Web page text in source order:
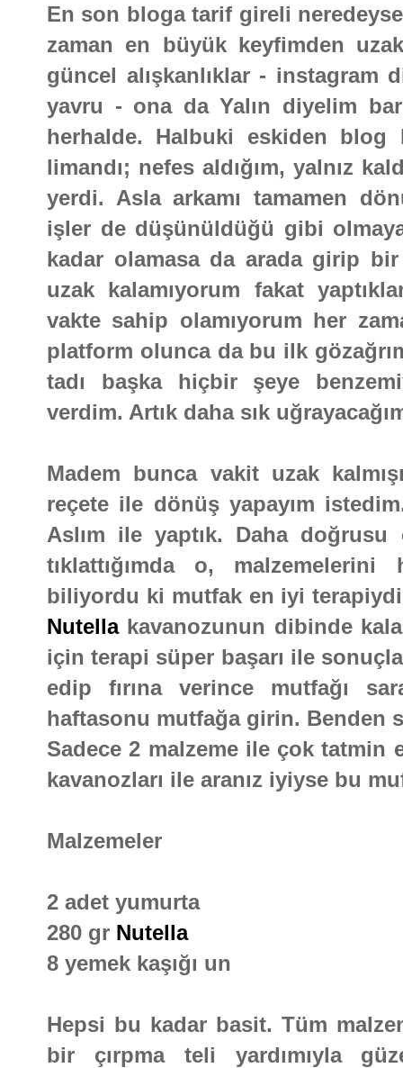
En son bloga tarif gireli
zaman en büyük keyfimden
güncel alışkanlıklar - instagram
yavru - ona da Yalın diyelim
herhalde. Halbuki eskiden blog
limandı; nefes aldığım, yalnız
yerdi. Asla arkamı tamamen
işler de düşünüldüğü gibi
kadar olamasa da arada girip bir
uzak kalamıyorum fakat
vakte sahip olamıyorum her
platform olunca da bu ilk
tadı başka hiçbir şeye
verdim. Artık daha sık
Madem bunca vakit uzak
reçete ile dönüş yapayım
Aslım ile yaptık. Daha doğrusu
tıklattığımda o,
biliyordu ki mutfak en iyi
Nutellakavanozunun dibinde
için terapi süper başarı ile
edip fırına verince mutfağı
haftasonu mutfağa girin. Benden
Sadece 2 malzeme ile çok tatmin
kavanozları ile aranız iyiyse bu
Malzemeler
2 adet yumurta
280 gr Nutella
8 yemek kaşığı un
Hepsi bu kadar basit. Tüm
bir çırpma teli yardımıyla